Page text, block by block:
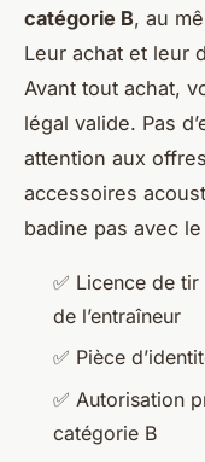
catégorie B, au
Leur achat et leur
Avant tout achat,
légal valide. Pas
attention aux
accessoires
badine pas avec
✅ Licence de
de l’entraîneur
✅ Pièce
✅ Autorisation
catégorie B